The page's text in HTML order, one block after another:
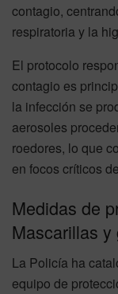
contagio,
respiratoria y la
El protocolo
contagio es
la infección se
aerosoles
roedores, lo que
en focos críticos
Medidas de
Mascarillas y
La Policía ha
equipo de